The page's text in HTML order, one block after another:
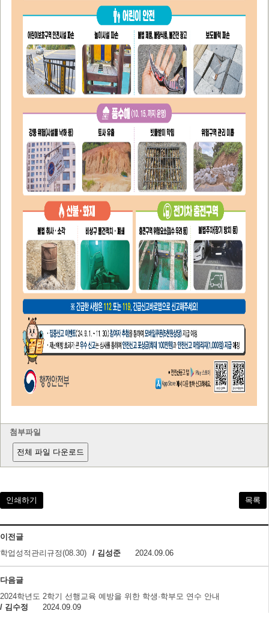
첨부파일
전체 파일 다운로드
인쇄하기 목록
이전글
학업성적관리규정(08.30)
/ 김성준 2024.09.06
다음글
2024학년도 2학기 선행교육 예방을 위한 학생·학부모 연수 안내
/ 김수정
2024.09.09